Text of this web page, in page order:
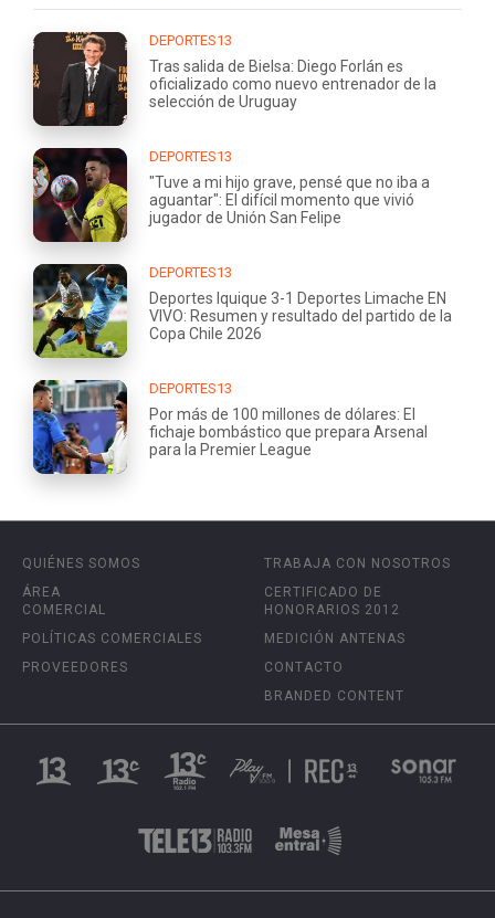
DEPORTES13
Tras salida de Bielsa: Diego Forlán es
oficializado como nuevo entrenador de la
selección de Uruguay
DEPORTES13
"Tuve a mi hijo grave, pensé que no iba a
aguantar": El difícil momento que vivió
jugador de Unión San Felipe
DEPORTES13
Deportes Iquique 3-1 Deportes Limache EN
VIVO: Resumen y resultado del partido de la
Copa Chile 2026
DEPORTES13
Por más de 100 millones de dólares: El
fichaje bombástico que prepara Arsenal
para la Premier League
QUIÉNES SOMOS
ÁREA
COMERCIAL
POLÍTICAS COMERCIALES
PROVEEDORES
TRABAJA CON NOSOTROS
CERTIFICADO DE
HONORARIOS 2012
MEDICIÓN ANTENAS
CONTACTO
BRANDED CONTENT